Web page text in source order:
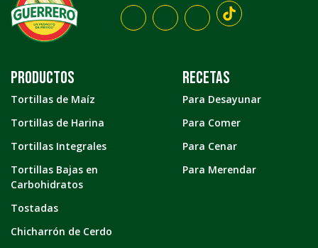
Productos
Tortillas de Maíz
Tortillas de Harina
Tortillas Integrales
Tortillas Bajas en
Carbohidratos
Tostadas
Chicharrón de Cerdo
Recetas
Para Desayunar
Para Comer
Para Cenar
Para Merendar